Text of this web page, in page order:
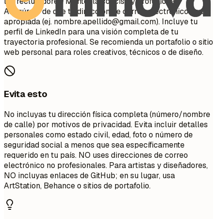
Asegúrate de que tu dirección de correo electrónico sea
apropiada (ej. nombre.apellido@gmail.com). Incluye tu
perfil de LinkedIn para una visión completa de tu
trayectoria profesional. Se recomienda un portafolio o sitio
web personal para roles creativos, técnicos o de diseño.
Evita esto
No incluyas tu dirección física completa (número/nombre
de calle) por motivos de privacidad. Evita incluir detalles
personales como estado civil, edad, foto o número de
seguridad social a menos que sea específicamente
requerido en tu país. NO uses direcciones de correo
electrónico no profesionales. Para artistas y diseñadores,
NO incluyas enlaces de GitHub; en su lugar, usa
ArtStation, Behance o sitios de portafolio.